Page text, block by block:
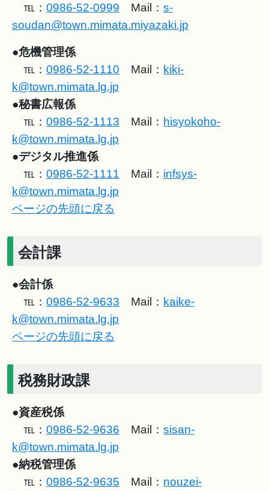
℡： 0986-52-0999 Mail： s-
soudan@town.mimata.miyazaki.jp
●危機管理係
℡： 0986-52-1110 Mail： kiki-
k@town.mimata.lg.jp
●秘書広報係
℡： 0986-52-1113 Mail： hisyokoho-
k@town.mimata.lg.jp
●デジタル推進係
℡： 0986-52-1111 Mail： infsys-
k@town.mimata.lg.jp
ページの先頭に戻る
会計課
●会計係
℡： 0986-52-9633 Mail： kaike-
k@town.mimata.lg.jp
ページの先頭に戻る
税務財政課
●資産税係
℡： 0986-52-9636 Mail： sisan-
k@town.mimata.lg.jp
●納税管理係
℡： 0986-52-9635 Mail： nouzei-